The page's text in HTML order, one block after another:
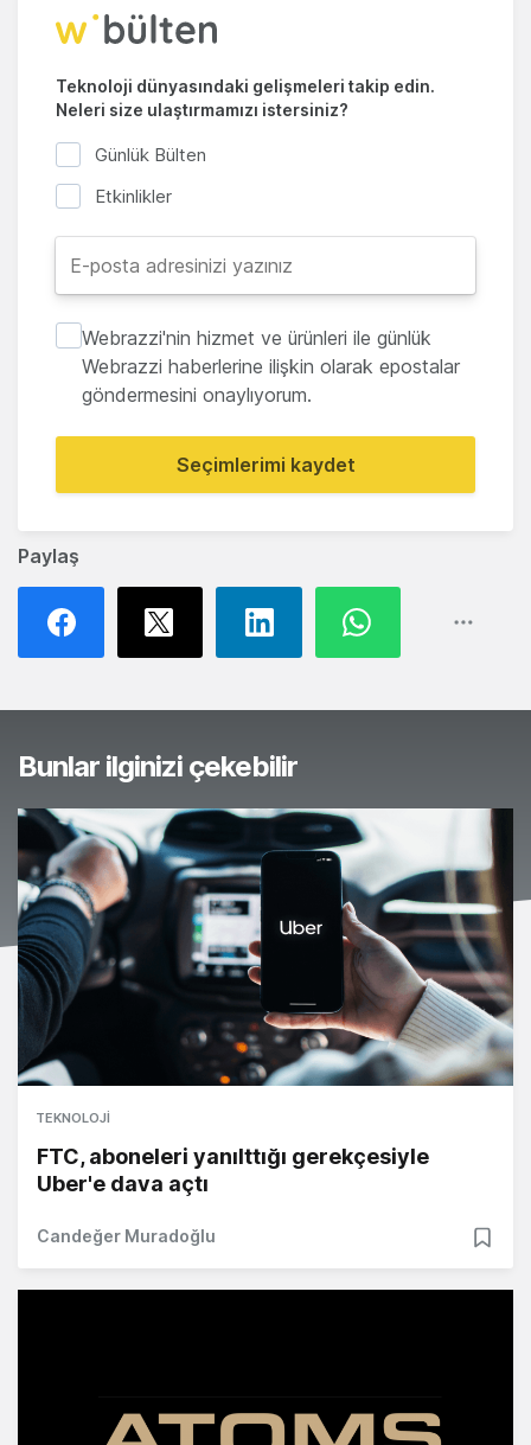
Paylaş
Teknoloji dünyasındaki gelişmeleri takip edin.
Neleri size ulaştırmamızı istersiniz?
Günlük Bülten
Etkinlikler
Webrazzi'nin hizmet ve ürünleri ile günlük
Webrazzi haberlerine ilişkin olarak epostalar
göndermesini onaylıyorum.
Seçimlerimi kaydet
Bunlar ilginizi çekebilir
TEKNOLOJI
FTC, aboneleri yanılttığı gerekçesiyle
Uber'e dava açtı
Candeğer Muradoğlu